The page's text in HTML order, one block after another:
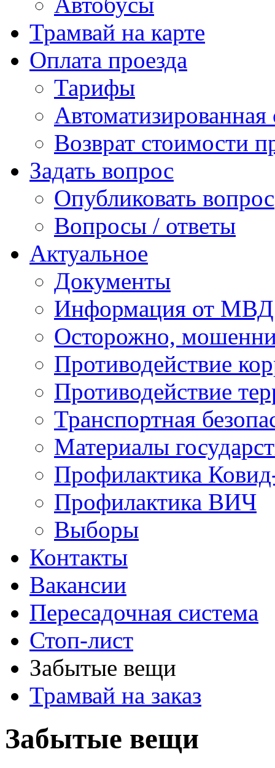
Трамвай на карте
Оплата проезда
Тарифы
Возврат стоимости
Задать вопрос
Опубликовать вопрос
Вопросы / ответы
Актуальное
Документы
Информация от МВД
Осторожно,
Противодействие
Противодействие
Транспортная
Материалы
Профилактика
Профилактика ВИЧ
Выборы
Контакты
Вакансии
Пересадочная система
Стоп-лист
Забытые вещи
Трамвай на заказ
Забытые вещи